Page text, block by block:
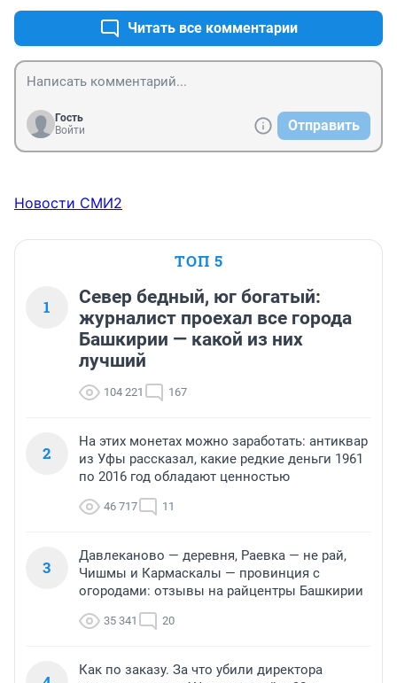
Читать все комментарии
Гость
Войти
Отправить
Новости СМИ2
ТОП 5
1
Север бедный, юг богатый:
журналист проехал все города
Башкирии — какой из них
лучший
104 221 167
2
На этих монетах можно заработать: антиквар
из Уфы рассказал, какие редкие деньги 1961
по 2016 год обладают ценностью
46 717 11
3
Давлеканово — деревня, Раевка — не рай,
Чишмы и Кармаскалы — провинция с
огородами: отзывы на райцентры Башкирии
35 341 20
Как по заказу. За что убили директора